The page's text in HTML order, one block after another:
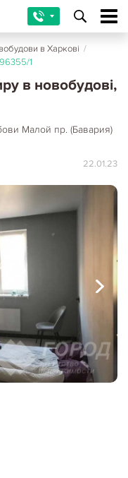
в Харкові /
1
в новобудові,
Малой пр. (Бавария)
22.01.23